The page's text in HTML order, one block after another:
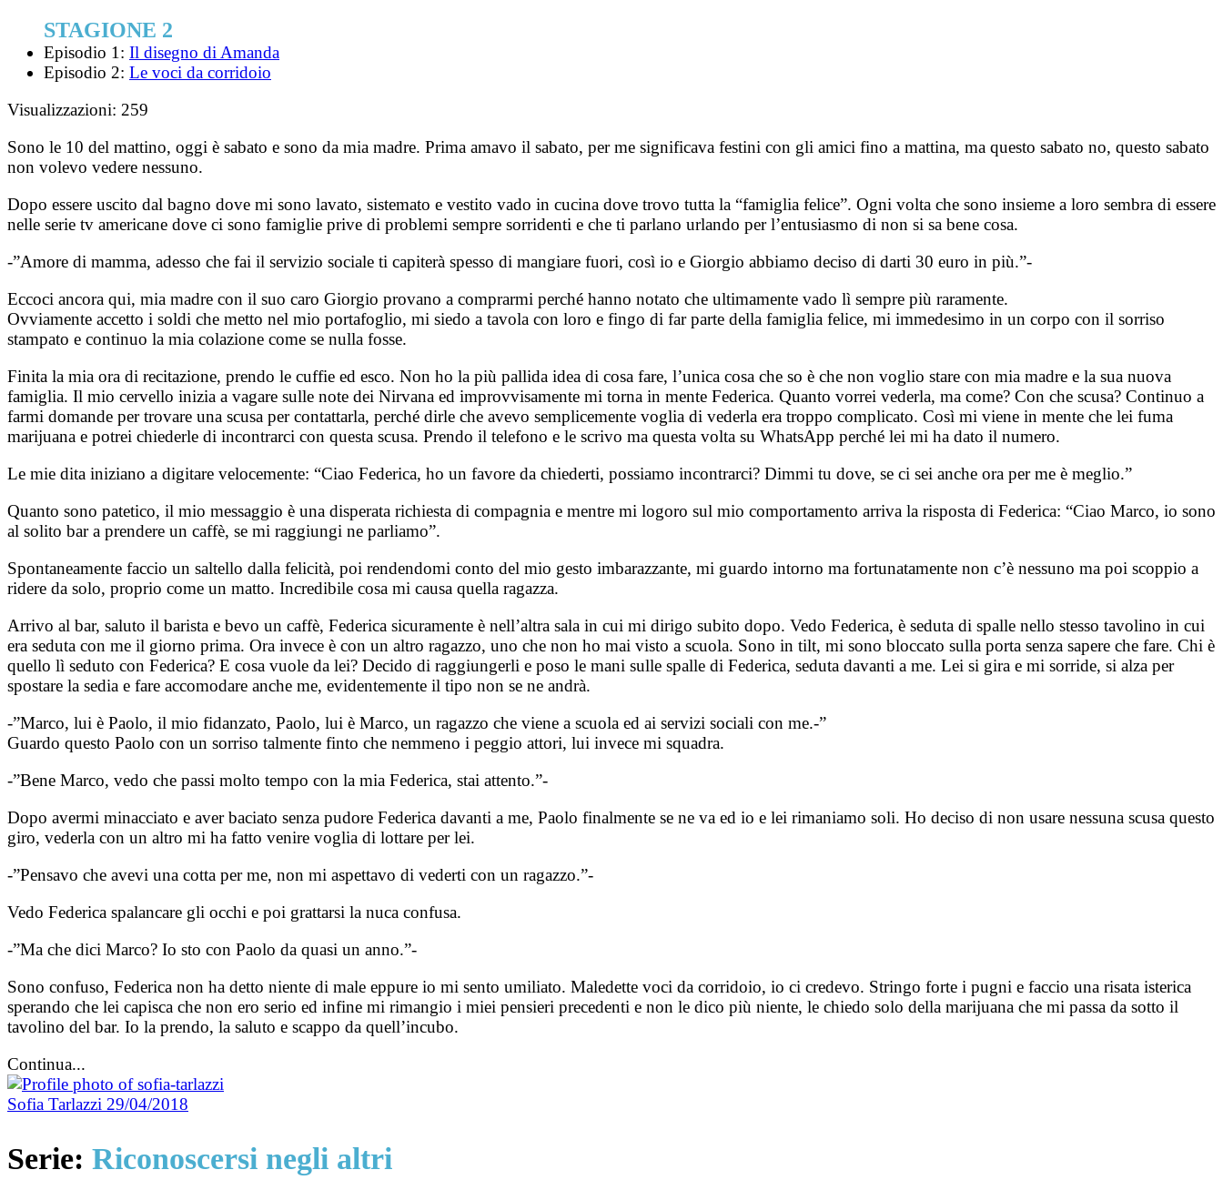
STAGIONE 2
Episodio 1: Il disegno di Amanda
Episodio 2: Le voci da corridoio
Visualizzazioni: 259
Sono le 10 del mattino, oggi è sabato e sono da mia madre. Prima amavo il sabato, per me significava festini con gli amici fino a mattina, ma questo sabato no, questo sabato
non volevo vedere nessuno.
Dopo essere uscito dal bagno dove mi sono lavato, sistemato e vestito vado in cucina dove trovo tutta la “famiglia felice”. Ogni volta che sono insieme a loro sembra di essere
nelle serie tv americane dove ci sono famiglie prive di problemi sempre sorridenti e che ti parlano urlando per l’entusiasmo di non si sa bene cosa.
-”Amore di mamma, adesso che fai il servizio sociale ti capiterà spesso di mangiare fuori, così io e Giorgio abbiamo deciso di darti 30 euro in più.”-
Eccoci ancora qui, mia madre con il suo caro Giorgio provano a comprarmi perché hanno notato che ultimamente vado lì sempre più raramente.
Ovviamente accetto i soldi che metto nel mio portafoglio, mi siedo a tavola con loro e fingo di far parte della famiglia felice, mi immedesimo in un corpo con il sorriso
stampato e continuo la mia colazione come se nulla fosse.
Finita la mia ora di recitazione, prendo le cuffie ed esco. Non ho la più pallida idea di cosa fare, l’unica cosa che so è che non voglio stare con mia madre e la sua nuova
famiglia. Il mio cervello inizia a vagare sulle note dei Nirvana ed improvvisamente mi torna in mente Federica. Quanto vorrei vederla, ma come? Con che scusa? Continuo a
farmi domande per trovare una scusa per contattarla, perché dirle che avevo semplicemente voglia di vederla era troppo complicato. Così mi viene in mente che lei fuma
marijuana e potrei chiederle di incontrarci con questa scusa. Prendo il telefono e le scrivo ma questa volta su WhatsApp perché lei mi ha dato il numero.
Le mie dita iniziano a digitare velocemente: “Ciao Federica, ho un favore da chiederti, possiamo incontrarci? Dimmi tu dove, se ci sei anche ora per me è meglio.”
Quanto sono patetico, il mio messaggio è una disperata richiesta di compagnia e mentre mi logoro sul mio comportamento arriva la risposta di Federica: “Ciao Marco, io sono
al solito bar a prendere un caffè, se mi raggiungi ne parliamo”.
Spontaneamente faccio un saltello dalla felicità, poi rendendomi conto del mio gesto imbarazzante, mi guardo intorno ma fortunatamente non c’è nessuno ma poi scoppio a
ridere da solo, proprio come un matto. Incredibile cosa mi causa quella ragazza.
Arrivo al bar, saluto il barista e bevo un caffè, Federica sicuramente è nell’altra sala in cui mi dirigo subito dopo. Vedo Federica, è seduta di spalle nello stesso tavolino in cui
era seduta con me il giorno prima. Ora invece è con un altro ragazzo, uno che non ho mai visto a scuola. Sono in tilt, mi sono bloccato sulla porta senza sapere che fare. Chi è
quello lì seduto con Federica? E cosa vuole da lei? Decido di raggiungerli e poso le mani sulle spalle di Federica, seduta davanti a me. Lei si gira e mi sorride, si alza per
spostare la sedia e fare accomodare anche me, evidentemente il tipo non se ne andrà.
-”Marco, lui è Paolo, il mio fidanzato, Paolo, lui è Marco, un ragazzo che viene a scuola ed ai servizi sociali con me.-”
Guardo questo Paolo con un sorriso talmente finto che nemmeno i peggio attori, lui invece mi squadra.
-”Bene Marco, vedo che passi molto tempo con la mia Federica, stai attento.”-
Dopo avermi minacciato e aver baciato senza pudore Federica davanti a me, Paolo finalmente se ne va ed io e lei rimaniamo soli. Ho deciso di non usare nessuna scusa questo
giro, vederla con un altro mi ha fatto venire voglia di lottare per lei.
-”Pensavo che avevi una cotta per me, non mi aspettavo di vederti con un ragazzo.”-
Vedo Federica spalancare gli occhi e poi grattarsi la nuca confusa.
-”Ma che dici Marco? Io sto con Paolo da quasi un anno.”-
Sono confuso, Federica non ha detto niente di male eppure io mi sento umiliato. Maledette voci da corridoio, io ci credevo. Stringo forte i pugni e faccio una risata isterica
sperando che lei capisca che non ero serio ed infine mi rimangio i miei pensieri precedenti e non le dico più niente, le chiedo solo della marijuana che mi passa da sotto il
tavolino del bar. Io la prendo, la saluto e scappo da quell’incubo.
Continua...
Sofia Tarlazzi 29/04/2018
Serie: Riconoscersi negli altri